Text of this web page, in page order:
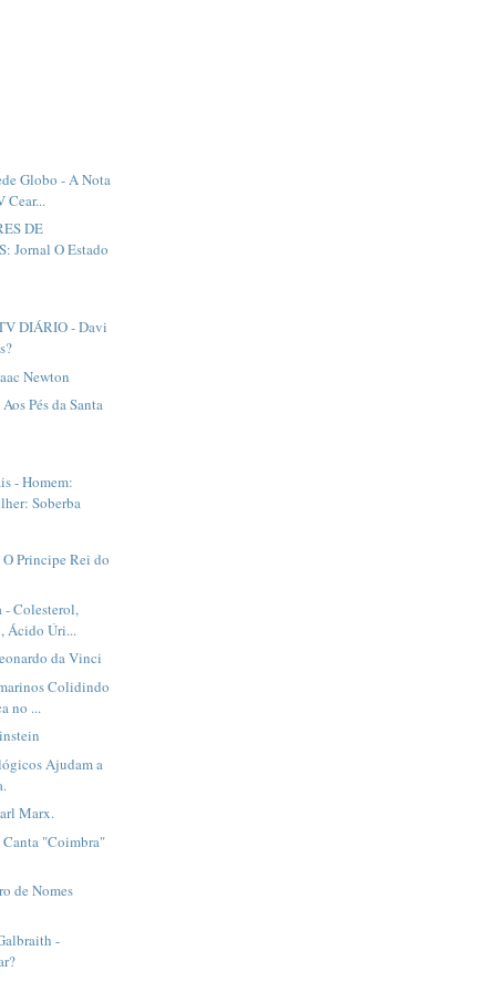
Globo - A Nota
Cear...
DE
Jornal O Estado
DIÁRIO - Davi
Newton
Pés da Santa
- Homem:
Soberba
Principe Rei do
- Colesterol,
Ácido Úri...
da Vinci
Colidindo
no ...
Ajudam a
Marx.
"Coimbra"
de Nomes
-